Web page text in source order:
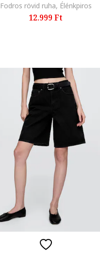
Fodros rövid ruha, Élénkpiros
12.999 Ft